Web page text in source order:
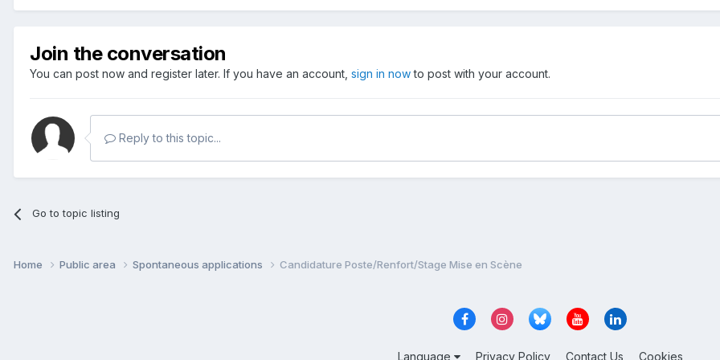
Join the conversation
You can post now and register later. If you have an account, sign in nowto post with your account.
Reply to this topic...
Go to topic listing
Home Public area Spontaneous applications Candidature Poste/Renfort/Stage Mise en Scène
Language Privacy Policy Contact Us Cookies